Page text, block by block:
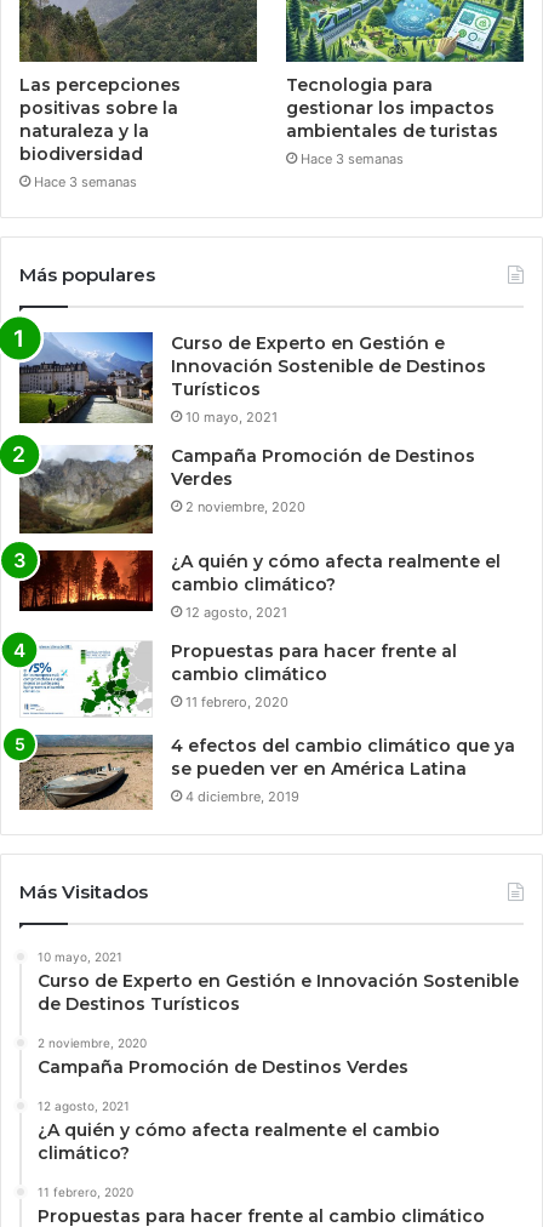
Las percepciones
positivas sobre la
naturaleza y la
biodiversidad
Hace 3 semanas
Tecnologia para
gestionar los impactos
ambientales de turistas
Hace 3 semanas
Más populares
Curso de Experto en Gestión e
Innovación Sostenible de Destinos
Turísticos
10 mayo, 2021
Campaña Promoción de Destinos
Verdes
2 noviembre, 2020
¿A quién y cómo afecta realmente el
cambio climático?
12 agosto, 2021
Propuestas para hacer frente al
cambio climático
11 febrero, 2020
4 efectos del cambio climático que ya
se pueden ver en América Latina
4 diciembre, 2019
Más Visitados
10 mayo, 2021
Curso de Experto en Gestión e Innovación Sostenible
de Destinos Turísticos
2 noviembre, 2020
Campaña Promoción de Destinos Verdes
12 agosto, 2021
¿A quién y cómo afecta realmente el cambio
climático?
11 febrero, 2020
Propuestas para hacer frente al cambio climático